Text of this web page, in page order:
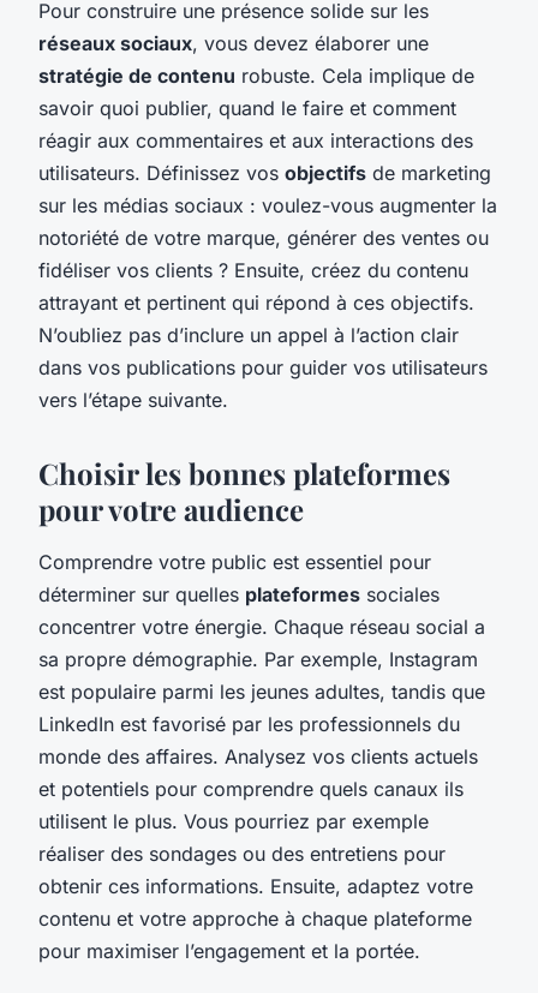
Pour construire une présence solide sur les
réseaux sociaux, vous devez élaborer une
stratégie de contenu robuste. Cela implique de
savoir quoi publier, quand le faire et comment
réagir aux commentaires et aux interactions des
utilisateurs. Définissez vos objectifs de marketing
sur les médias sociaux : voulez-vous augmenter la
notoriété de votre marque, générer des ventes ou
fidéliser vos clients ? Ensuite, créez du contenu
attrayant et pertinent qui répond à ces objectifs.
N’oubliez pas d’inclure un appel à l’action clair
dans vos publications pour guider vos utilisateurs
vers l’étape suivante.
Choisir les bonnes plateformes
pour votre audience
Comprendre votre public est essentiel pour
déterminer sur quelles plateformes sociales
concentrer votre énergie. Chaque réseau social a
sa propre démographie. Par exemple, Instagram
est populaire parmi les jeunes adultes, tandis que
LinkedIn est favorisé par les professionnels du
monde des affaires. Analysez vos clients actuels
et potentiels pour comprendre quels canaux ils
utilisent le plus. Vous pourriez par exemple
réaliser des sondages ou des entretiens pour
obtenir ces informations. Ensuite, adaptez votre
contenu et votre approche à chaque plateforme
pour maximiser l’engagement et la portée.